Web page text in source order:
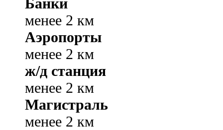
менее 2 км
Аэропорты
менее 2 км
ж/д станция
менее 2 км
Магистраль
менее 2 км